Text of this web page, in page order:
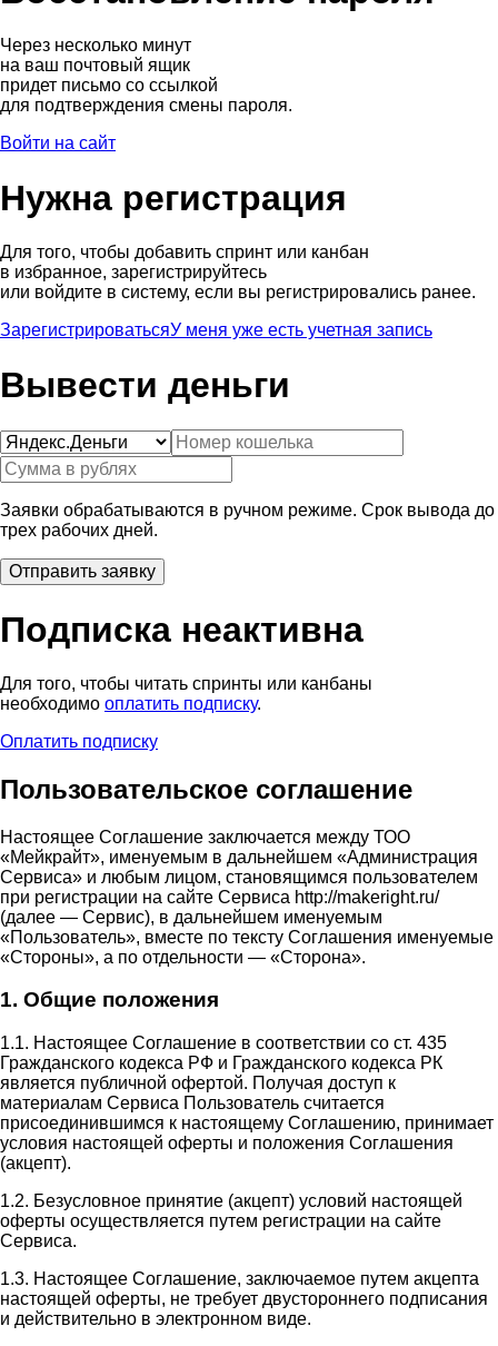
Через несколько минут
на ваш почтовый ящик
придет письмо со ссылкой
для подтверждения смены пароля.
Войти на сайт
Нужна регистрация
Для того, чтобы добавить спринт или канбан
в избранное, зарегистрируйтесь
или войдите в систему, если вы регистрировались ранее.
ЗарегистрироватьсяУ меня уже есть учетная запись
Вывести деньги
Заявки обрабатываются в ручном режиме. Срок вывода до
трех рабочих дней.
Подписка неактивна
Для того, чтобы читать спринты или канбаны
необходимо оплатить подписку.
Оплатить подписку
Пользовательское соглашение
Настоящее Соглашение заключается между ТОО
«Мейкрайт», именуемым в дальнейшем «Администрация
Сервиса» и любым лицом, становящимся пользователем
при регистрации на сайте Сервиса http://makeright.ru/
(далее — Сервис), в дальнейшем именуемым
«Пользователь», вместе по тексту Соглашения именуемые
«Стороны», а по отдельности — «Сторона».
1. Общие положения
1.1. Настоящее Соглашение в соответствии со ст. 435
Гражданского кодекса РФ и Гражданского кодекса РК
является публичной офертой. Получая доступ к
материалам Сервиса Пользователь считается
присоединившимся к настоящему Соглашению, принимает
условия настоящей оферты и положения Соглашения
(акцепт).
1.2. Безусловное принятие (акцепт) условий настоящей
оферты осуществляется путем регистрации на сайте
Сервиса.
1.3. Настоящее Соглашение, заключаемое путем акцепта
настоящей оферты, не требует двустороннего подписания
и действительно в электронном виде.